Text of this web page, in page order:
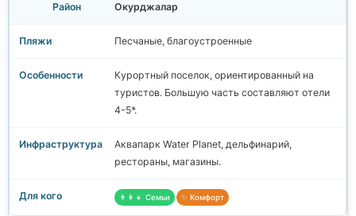
Окурджалар
Песчаные, благоустроенные
Курортный поселок, ориентированный на
туристов. Большую часть составляют отели
4-5*.
Аквапарк Water Planet, дельфинарий,
рестораны, магазины.
👨‍👩‍👧 Семьи ✨ Комфорт